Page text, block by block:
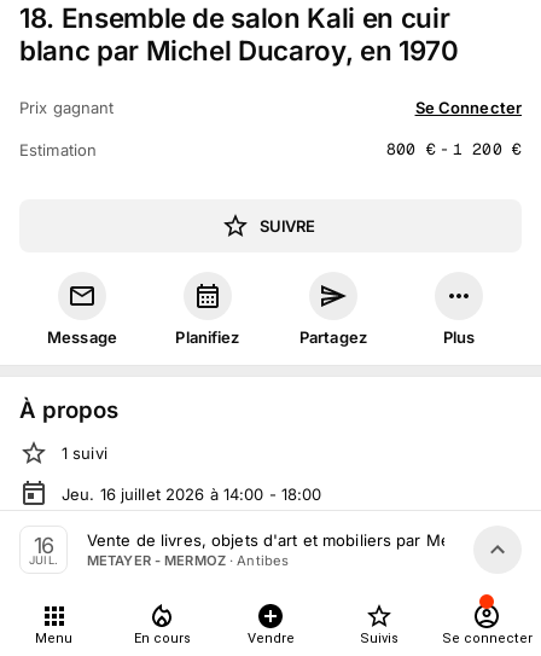
18. Ensemble de salon Kali en cuir
blanc par Michel Ducaroy, en 1970
Prix gagnant Se Connecter
Estimation 800 €- 1 200 €
SUIVRE
Message Planifiez Partagez Plus
À propos
1 suivi
Jeu. 16 juillet 2026 à 14:00 - 18:00
Vente volontaireorganiséepar METAYER - MERMOZ
En salle :
Tout le monde peut participer
16
JUIL.
Vente de livres, objets d'art et mobiliers par Metayer -
METAYER - MERMOZ·Antibes
Menu En cours Vendre Suivis Se connecter